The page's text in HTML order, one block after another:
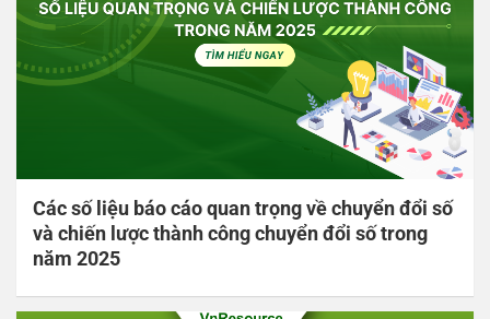
Các số liệu báo cáo quan trọng về chuyển đổi số
và chiến lược thành công chuyển đổi số trong
năm 2025